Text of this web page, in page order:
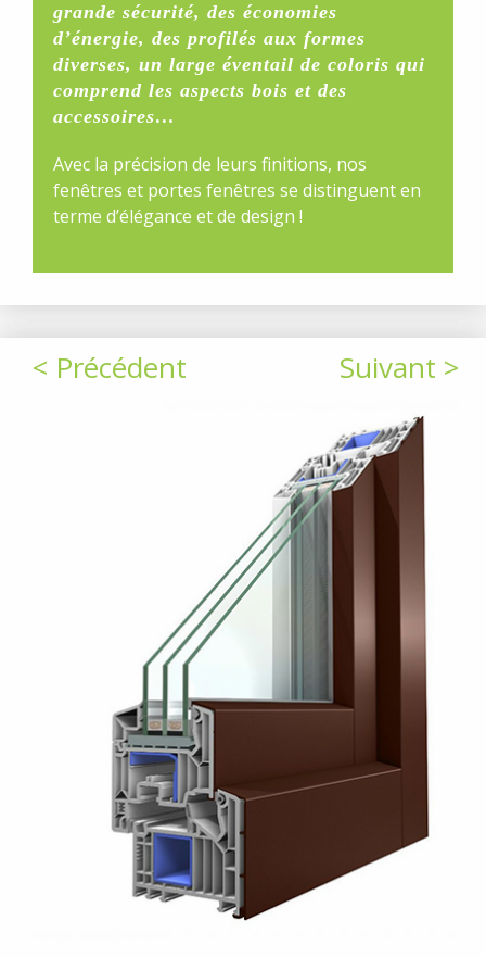
grande sécurité, des économies
d’énergie, des profilés aux formes
diverses, un large éventail de coloris qui
comprend les aspects bois et des
accessoires…
Avec la précision de leurs finitions, nos
fenêtres et portes fenêtres se distinguent en
terme d’élégance et de design !
< Précédent Suivant >